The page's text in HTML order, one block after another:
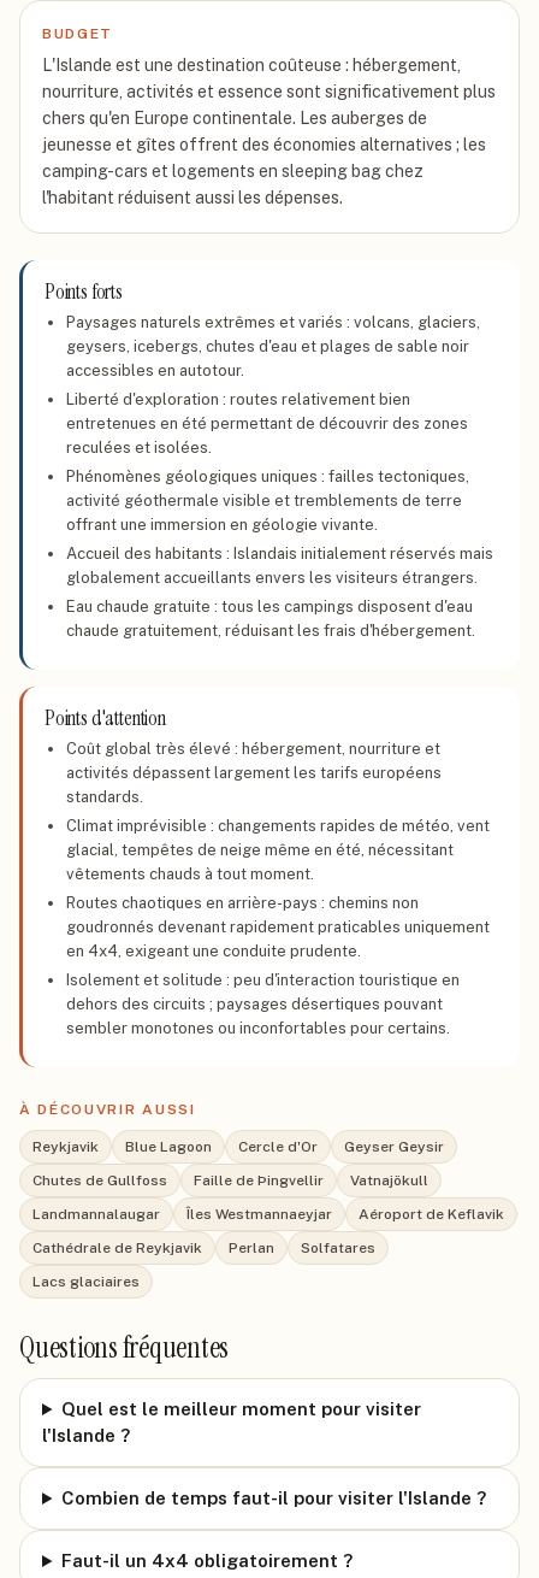
BUDGET
L'Islande est une destination coûteuse : hébergement,
nourriture, activités et essence sont significativement plus
chers qu'en Europe continentale. Les auberges de
jeunesse et gîtes offrent des économies alternatives ; les
camping-cars et logements en sleeping bag chez
l'habitant réduisent aussi les dépenses.
Points forts
Paysages naturels extrêmes et variés : volcans, glaciers,
geysers, icebergs, chutes d'eau et plages de sable noir
accessibles en autotour.
Liberté d'exploration : routes relativement bien
entretenues en été permettant de découvrir des zones
reculées et isolées.
Phénomènes géologiques uniques : failles tectoniques,
activité géothermale visible et tremblements de terre
offrant une immersion en géologie vivante.
Accueil des habitants : Islandais initialement réservés mais
globalement accueillants envers les visiteurs étrangers.
Eau chaude gratuite : tous les campings disposent d'eau
chaude gratuitement, réduisant les frais d'hébergement.
Points d'attention
Coût global très élevé : hébergement, nourriture et
activités dépassent largement les tarifs européens
standards.
Climat imprévisible : changements rapides de météo, vent
glacial, tempêtes de neige même en été, nécessitant
vêtements chauds à tout moment.
Routes chaotiques en arrière-pays : chemins non
goudronnés devenant rapidement praticables uniquement
en 4x4, exigeant une conduite prudente.
Isolement et solitude : peu d'interaction touristique en
dehors des circuits ; paysages désertiques pouvant
sembler monotones ou inconfortables pour certains.
À DÉCOUVRIR AUSSI
Reykjavik Blue Lagoon Cercle d'Or
Geyser Geysir
Chutes de Gullfoss
Faille de Þingvellir
Vatnajökull
Landmannalaugar
Îles Westmannaeyjar
Aéroport de Keflavik
Cathédrale de Reykjavik
Perlan
Solfatares
Lacs glaciaires
Questions fréquentes
Quel est le meilleur moment pour visiter
l'Islande ?
Combien de temps faut-il pour visiter l'Islande ?
Faut-il un 4x4 obligatoirement ?